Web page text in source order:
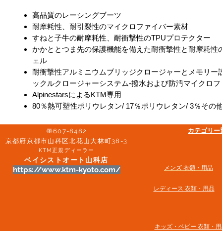
高品質のレーシングブーツ
耐摩耗性、耐引裂性のマイクロファイバー素材
すねと子牛の耐摩耗性、耐衝撃性のTPUプロテクター
かかととつま先の保護機能を備えた耐衝撃性と耐摩耗性
ェル
耐衝撃性アルミニウムブリッジクロージャーとメモリー
ックルクロージャーシステム-撥水および防汚マイクロ
AlpinestarsによるKTM専用
80％熱可塑性ポリウレタン/ 17％ポリウレタン/ 3％その
〠607-8482
京都府京都市山科区北花山大林町38-3​
KTM正規ディーラー
ベイシストオート山科店
https://www.ktm-kyoto.com/
カテゴリ
メンズ 衣類・用品
​レディース 衣類・用品
キッズ・ベビー 衣類・